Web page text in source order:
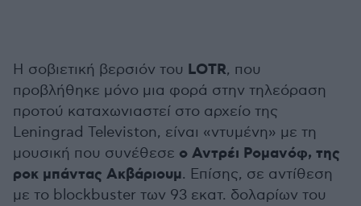
Η σοβιετική βερσιόν του LOTR, που
προβλήθηκε μόνο μια φορά στην τηλεόραση
προτού καταχωνιαστεί στο αρχείο της
Leningrad Televiston, είναι «ντυμένη» με τη
μουσική που συνέθεσε ο Αντρέι Ρομανόφ, της
ροκ μπάντας Ακβάριουμ. Επίσης, σε αντίθεση
με το blockbuster των 93 εκατ. δολαρίων του